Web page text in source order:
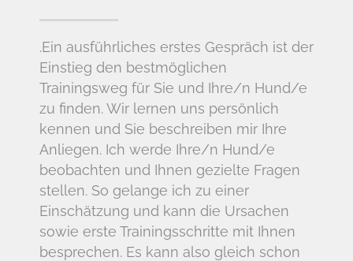
.Ein ausführliches erstes Gespräch ist der
Einstieg den bestmöglichen
Trainingsweg für Sie und Ihre/n Hund/e
zu finden. Wir lernen uns persönlich
kennen und Sie beschreiben mir Ihre
Anliegen. Ich werde Ihre/n Hund/e
beobachten und Ihnen gezielte Fragen
stellen. So gelange ich zu einer
Einschätzung und kann die Ursachen
sowie erste Trainingsschritte mit Ihnen
besprechen. Es kann also gleich schon